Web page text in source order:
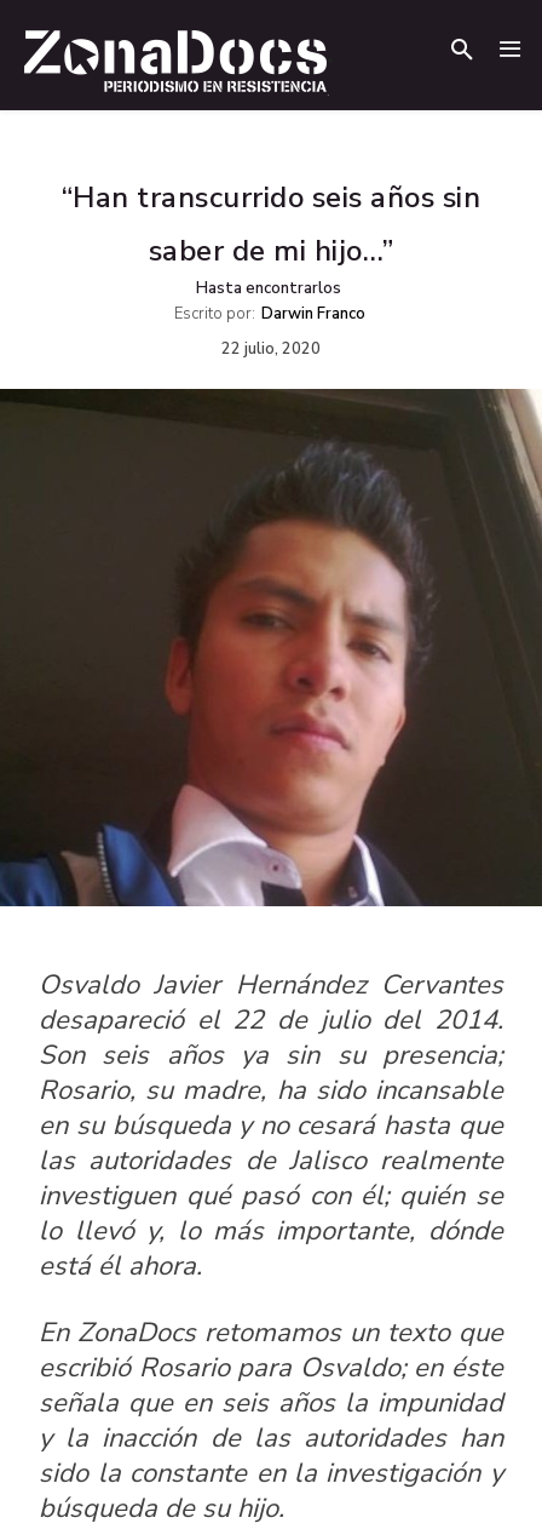
“Han transcurrido seis años sin
saber de mi hijo…”
Hasta encontrarlos
Escrito por: Darwin Franco
22 julio, 2020
Osvaldo Javier Hernández Cervantes
desapareció el 22 de julio del 2014.
Son seis años ya sin su presencia;
Rosario, su madre, ha sido incansable
en su búsqueda y no cesará hasta que
las autoridades de Jalisco realmente
investiguen qué pasó con él; quién se
lo llevó y, lo más importante, dónde
está él ahora.
En ZonaDocsretomamos un texto que
escribió Rosario para Osvaldo; en éste
señala que en seis años la impunidad
y la inacción de las autoridades han
sido la constante en la investigación y
búsqueda de su hijo.